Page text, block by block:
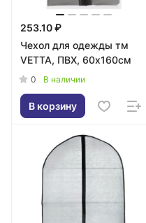
253.10 ₽
Чехол для одежды тм
VETTA, ПВХ, 60х160см
0 В наличии
В корзину